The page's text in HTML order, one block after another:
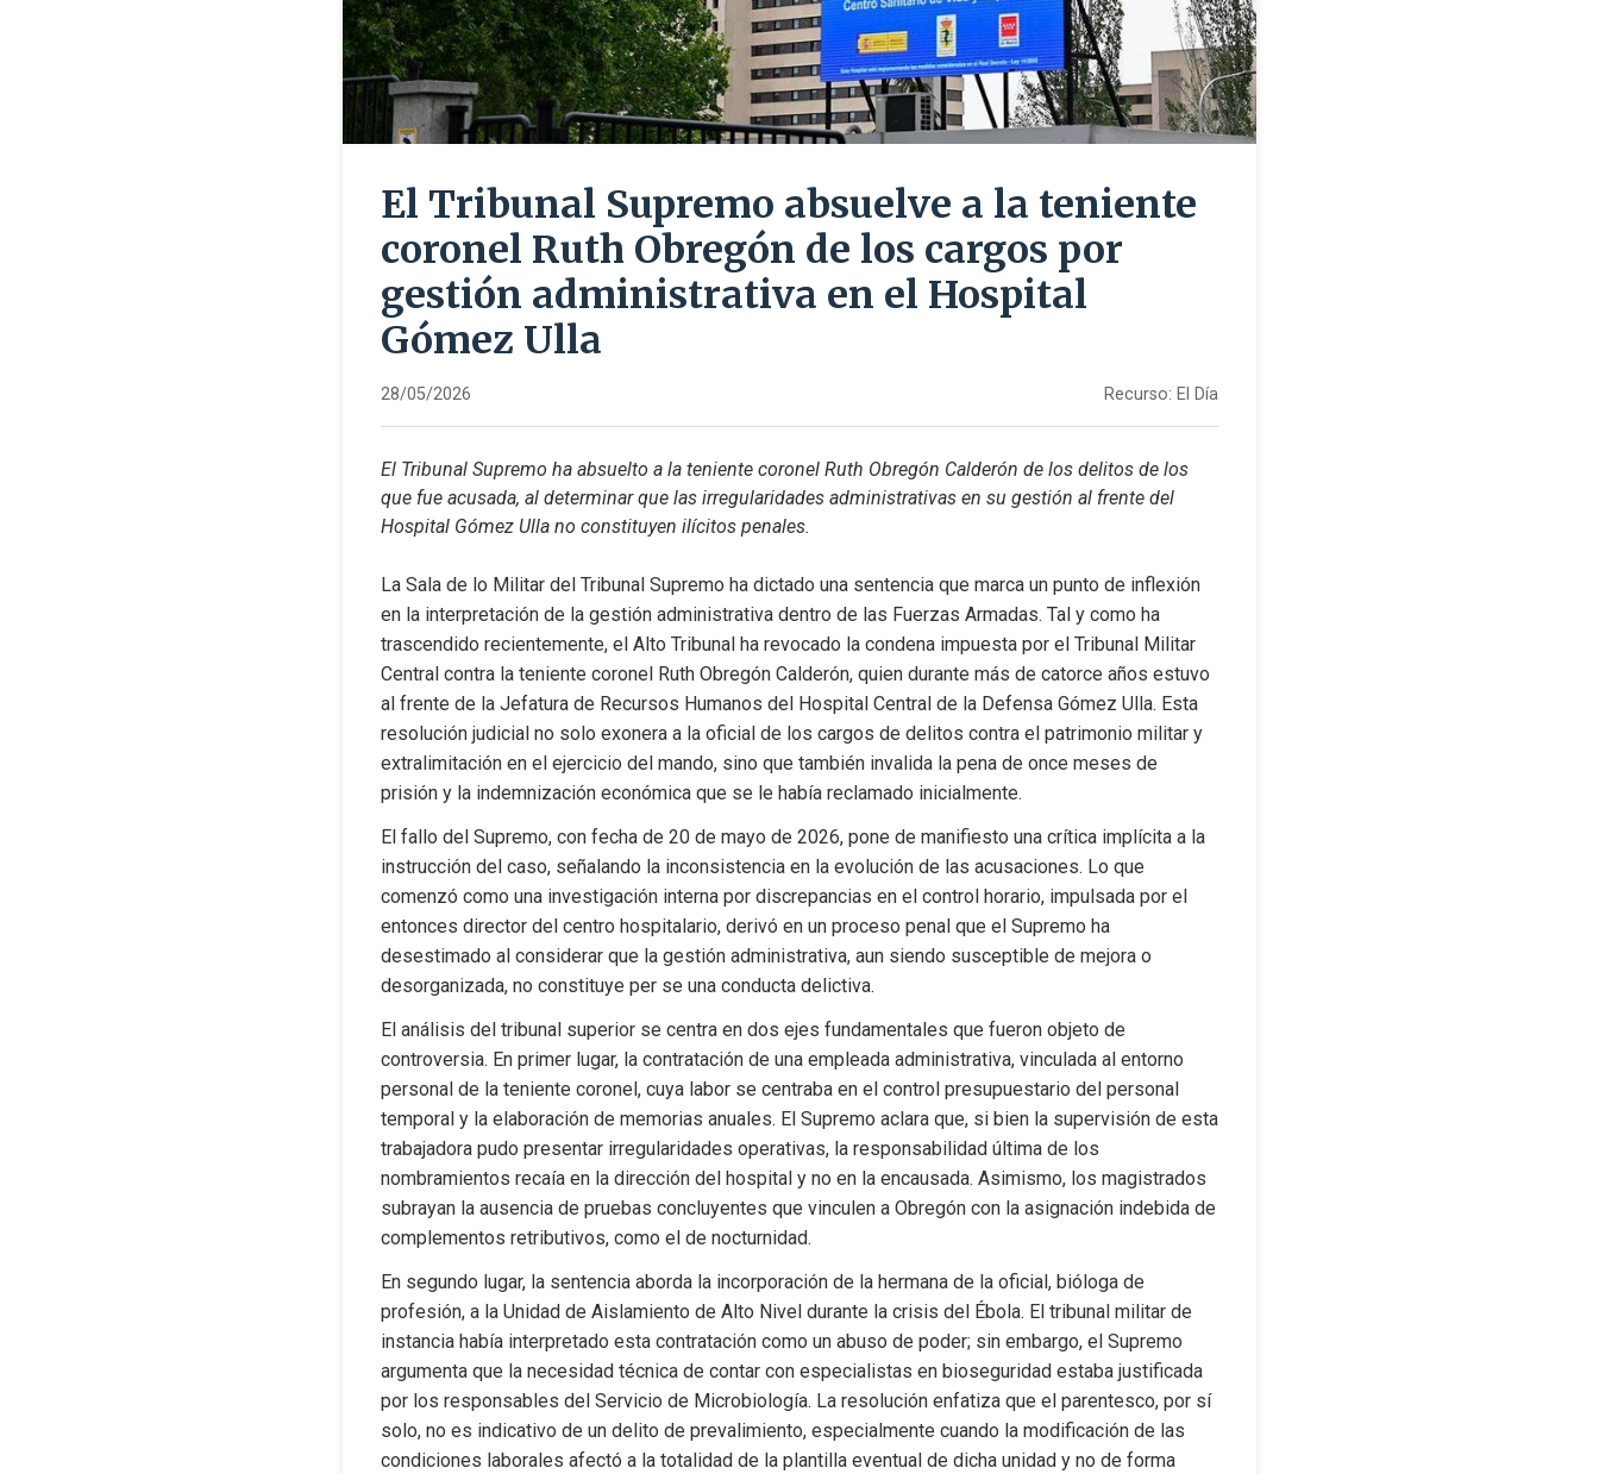
El Tribunal Supremo absuelve a la teniente
coronel Ruth Obregón de los cargos por
gestión administrativa en el Hospital
Gómez Ulla
28/05/2026 Recurso: El Día
El Tribunal Supremo ha absuelto a la teniente coronel Ruth Obregón Calderón de los delitos de los
que fue acusada, al determinar que las irregularidades administrativas en su gestión al frente del
Hospital Gómez Ulla no constituyen ilícitos penales.
La Sala de lo Militar del Tribunal Supremo ha dictado una sentencia que marca un punto de inflexión
en la interpretación de la gestión administrativa dentro de las Fuerzas Armadas. Tal y como ha
trascendido recientemente, el Alto Tribunal ha revocado la condena impuesta por el Tribunal Militar
Central contra la teniente coronel Ruth Obregón Calderón, quien durante más de catorce años estuvo
al frente de la Jefatura de Recursos Humanos del Hospital Central de la Defensa Gómez Ulla. Esta
resolución judicial no solo exonera a la oficial de los cargos de delitos contra el patrimonio militar y
extralimitación en el ejercicio del mando, sino que también invalida la pena de once meses de
prisión y la indemnización económica que se le había reclamado inicialmente.
El fallo del Supremo, con fecha de 20 de mayo de 2026, pone de manifiesto una crítica implícita a la
instrucción del caso, señalando la inconsistencia en la evolución de las acusaciones. Lo que
comenzó como una investigación interna por discrepancias en el control horario, impulsada por el
entonces director del centro hospitalario, derivó en un proceso penal que el Supremo ha
desestimado al considerar que la gestión administrativa, aun siendo susceptible de mejora o
desorganizada, no constituye per se una conducta delictiva.
El análisis del tribunal superior se centra en dos ejes fundamentales que fueron objeto de
controversia. En primer lugar, la contratación de una empleada administrativa, vinculada al entorno
personal de la teniente coronel, cuya labor se centraba en el control presupuestario del personal
temporal y la elaboración de memorias anuales. El Supremo aclara que, si bien la supervisión de esta
trabajadora pudo presentar irregularidades operativas, la responsabilidad última de los
nombramientos recaía en la dirección del hospital y no en la encausada. Asimismo, los magistrados
subrayan la ausencia de pruebas concluyentes que vinculen a Obregón con la asignación indebida de
complementos retributivos, como el de nocturnidad.
En segundo lugar, la sentencia aborda la incorporación de la hermana de la oficial, bióloga de
profesión, a la Unidad de Aislamiento de Alto Nivel durante la crisis del Ébola. El tribunal militar de
instancia había interpretado esta contratación como un abuso de poder; sin embargo, el Supremo
argumenta que la necesidad técnica de contar con especialistas en bioseguridad estaba justificada
por los responsables del Servicio de Microbiología. La resolución enfatiza que el parentesco, por sí
solo, no es indicativo de un delito de prevalimiento, especialmente cuando la modificación de las
condiciones laborales afectó a la totalidad de la plantilla eventual de dicha unidad y no de forma